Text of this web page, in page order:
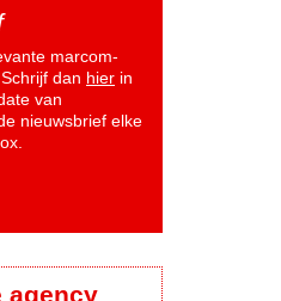
marcom-
dan hier in
van
nieuwsbrief elke
agency